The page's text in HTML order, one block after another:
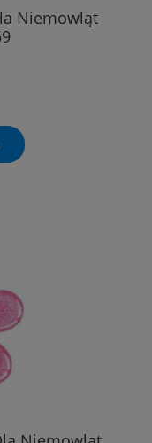
Niemowląt